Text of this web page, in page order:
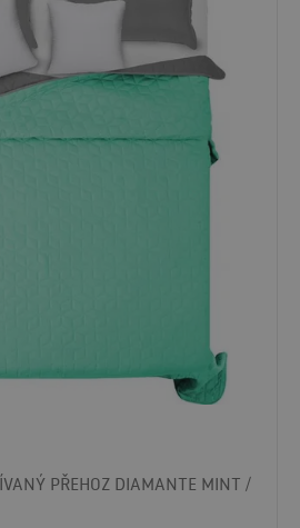
PŘEHOZ DIAMANTE MINT /